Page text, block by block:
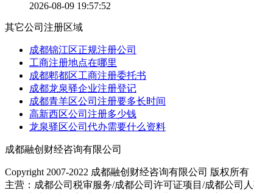
2026-08-09 19:57:52
其它公司注册区域
成都锦江区正规注册公司
工商注册地点在哪里
成都郫都区工商注册委托书
成都龙泉驿企业注册登记
成都青羊区公司注册要多长时间
高新西区公司注册多少钱
龙泉驿区公司代办需要什么资料
成都融创财经咨询有限公司
Copyright 2007-2022 成都融创财经咨询有限公司 版权所有
主营：成都公司税审服务/成都公司许可证项目/成都公司